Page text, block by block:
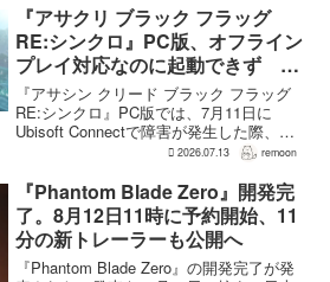
ューでの発言で、小高氏は「先に『レイ
ンコー...
『アサクリ ブラック フラッグ
RE:シンクロ』PC版、オフライン
プレイ対応なのに起動できず
Ubisoft Connect障害時に報告相
次ぐ
『アサシン クリード ブラック フラッグ
RE:シンクロ』PC版では、7月11日に
Ubisoft Connectで障害が発生した際、ゲ
ームを起動できないとの報告が相次い
きなかったという投稿もあり、影響は
全...
2026.07.13 remoon
『Phantom Blade Zero』開発完
了。8月12日11時に予約開始、11
分の新トレーラーも公開へ
『Phantom Blade Zero』の開発完了が発